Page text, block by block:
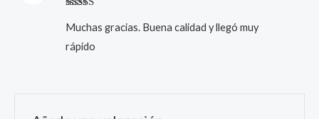
con5de 5
Muchas gracias. Buena calidad y llegó muy
rápido